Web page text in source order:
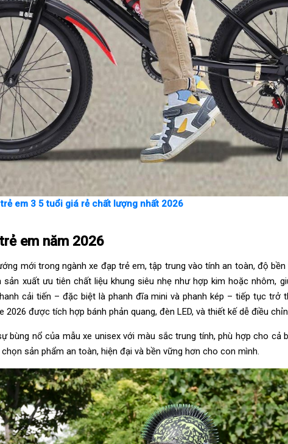
em 3 5 tuổi giá rẻ chất lượng nhất 2026
em năm 2026
mới trong ngành xe đạp trẻ em, tập trung vào tính an toàn, độ
xuất ưu tiên chất liệu khung siêu nhẹ như hợp kim hoặc nhôm,
cải tiến – đặc biệt là phanh đĩa mini và phanh kép – tiếp tục trở
2026 được tích hợp bánh phản quang, đèn LED, và thiết kế dễ điều
bùng nổ của mẫu xe unisex với màu sắc trung tính, phù hợp cho cả
sản phẩm an toàn, hiện đại và bền vững hơn cho con mình.